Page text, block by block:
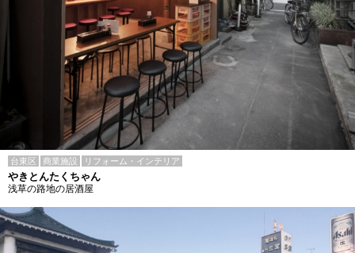
台東区 商業施設 リフォーム・インテリア
やきとんたくちゃん
浅草の路地の居酒屋